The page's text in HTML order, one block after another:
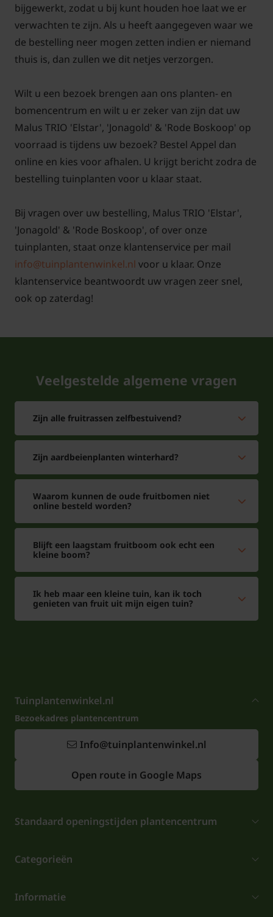
bijgewerkt, zodat u bij kunt houden hoe laat we er
verwachten te zijn. Als u heeft aangegeven waar we
de bestelling neer mogen zetten indien er niemand
thuis is, dan zullen we dit netjes verzorgen.
Wilt u een bezoek brengen aan ons planten- en
bomencentrum en wilt u er zeker van zijn dat uw
Malus TRIO 'Elstar', 'Jonagold' & 'Rode Boskoop' op
voorraad is tijdens uw bezoek? Bestel Appel dan
online en kies voor afhalen. U krijgt bericht zodra de
bestelling tuinplanten voor u klaar staat.
Bij vragen over uw bestelling, Malus TRIO 'Elstar',
'Jonagold' & 'Rode Boskoop', of over onze
tuinplanten, staat onze klantenservice per mail
info@tuinplantenwinkel.nl voor u klaar. Onze
klantenservice beantwoordt uw vragen zeer snel,
ook op zaterdag!
Veelgestelde algemene vragen
Zijn alle fruitrassen zelfbestuivend?
Zijn aardbeienplanten winterhard?
Waarom kunnen de oude fruitbomen niet
online besteld worden?
Blijft een laagstam fruitboom ook echt een
kleine boom?
Ik heb maar een kleine tuin, kan ik toch
genieten van fruit uit mijn eigen tuin?
Tuinplantenwinkel.nl
Bezoekadres plantencentrum
Info@tuinplantenwinkel.nl
Open route in Google Maps
Standaard openingstijden plantencentrum
Categorieën
Informatie